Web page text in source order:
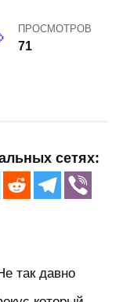
ПРОСМОТРОВ
71
сетях:
так давно